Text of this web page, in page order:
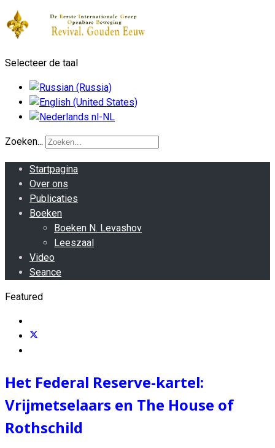
Selecteer de taal
Zoeken...
Startpagina
Over ons
Publicaties
Boeken
Boeken N. Levashov
Leeszaal
Video
Seance
Featured
Het Federal Reserve-kartel:
Vrijmetselaars en The House of
Rothschild